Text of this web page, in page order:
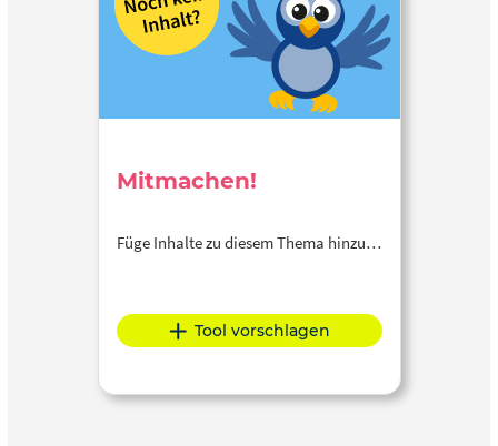
Mitmachen!
Füge Inhalte zu diesem Thema hinzu…
Tool vorschlagen